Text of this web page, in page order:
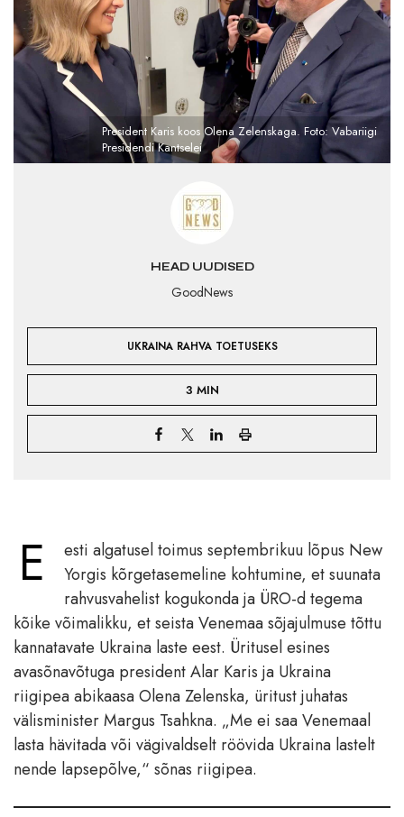
HEAD UUDISED
GoodNews
UKRAINA RAHVA TOETUSEKS
3 MIN
President Karis koos Olena Zelenskaga. Foto: Vabariigi
Presidendi Kantselei
E
esti algatusel toimus septembrikuu lõpus New
Yorgis kõrgetasemeline kohtumine, et suunata
rahvusvahelist kogukonda ja ÜRO-d tegema
kõike võimalikku, et seista Venemaa sõjajulmuse tõttu
kannatavate Ukraina laste eest. Üritusel esines
avasõnavõtuga president Alar Karis ja Ukraina
riigipea abikaasa Olena Zelenska, üritust juhatas
välisminister Margus Tsahkna. „Me ei saa Venemaal
lasta hävitada või vägivaldselt röövida Ukraina lastelt
nende lapsepõlve,“ sõnas riigipea.